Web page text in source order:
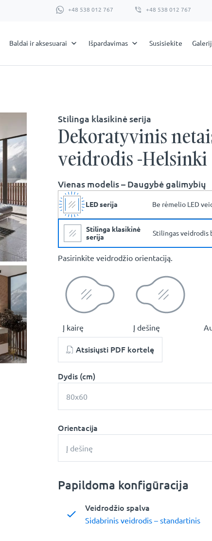
+48 538 012 767 +48 538 012 767
Baldai ir aksesuarai Išpardavimas Susisiekite
Stilinga klasikinė serija
Dekoratyvinis
veidrodis -Helsinki
Vienas modelis – Daugybė galimybių
LED serija Be rėmelio LED
Stilinga klasikinė
serija
Stilingas veidrodis
Pasirinkite veidrodžio orientaciją.
Į kairę Į dešinę
Atsisiųsti PDF kortelę
Dydis (cm)
80x60
Orientacija
Į dešinę
Papildoma konfigūracija
Veidrodžio spalva
Sidabrinis veidrodis – standartinis